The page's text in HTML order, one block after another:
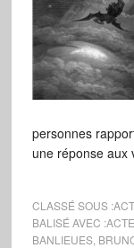
personnes
une réponse
CLASSÉ SOUS :
BALISÉ AVEC :
BANLIEUES,